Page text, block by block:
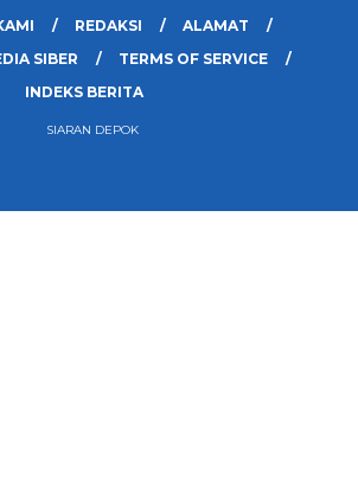
REDAKSI
ALAMAT
SIBER
TERMS OF SERVICE
INDEKS BERITA
SIARAN DEPOK